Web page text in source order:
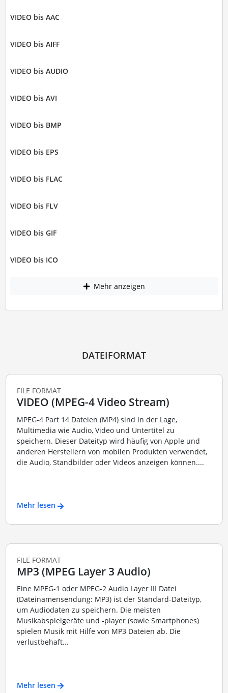
VIDEO bis AAC
VIDEO bis AIFF
VIDEO bis AUDIO
VIDEO bis AVI
VIDEO bis BMP
VIDEO bis EPS
VIDEO bis FLAC
VIDEO bis FLV
VIDEO bis GIF
VIDEO bis ICO
Mehr anzeigen
DATEIFORMAT
FILE FORMAT
VIDEO (MPEG-4 Video Stream)
MPEG-4 Part 14 Dateien (MP4) sind in der Lage,
Multimedia wie Audio, Video und Untertitel zu
speichern. Dieser Dateityp wird häufig von Apple und
anderen Herstellern von mobilen Produkten verwendet,
die Audio, Standbilder oder Videos anzeigen können....
Mehr lesen
FILE FORMAT
MP3 (MPEG Layer 3 Audio)
Eine MPEG-1 oder MPEG-2 Audio Layer III Datei
(Dateinamensendung: MP3) ist der Standard-Dateityp,
um Audiodaten zu speichern. Die meisten
Musikabspielgeräte und -player (sowie Smartphones)
spielen Musik mit Hilfe von MP3 Dateien ab. Die
verlustbehaft...
Mehr lesen